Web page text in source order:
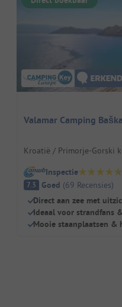
Valamar Camping Baška
Kroatië / Primorje-Gorski
Inspectie
7.3 Goed (69 Recensies)
Direct aan zee met
Ideaal voor strandfans
Mooie staanplaatsen &